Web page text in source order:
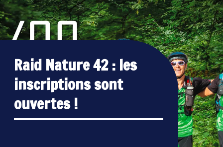
Raid Nature 42 : les
inscriptions sont
ouvertes !